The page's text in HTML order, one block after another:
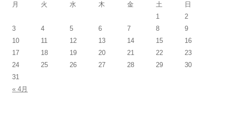
月
火 水 木 金 土
日
1
2
3
4 5 6 7 8
9
10
11 12 13 14 15
16
17
18 19 20 21 22
23
24
25 26 27 28 29
30
31
« 4月